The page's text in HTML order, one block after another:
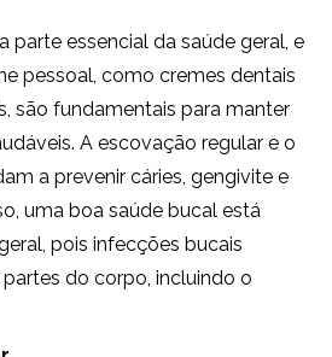
parte essencial da saúde geral, e
pessoal, como cremes dentais
são fundamentais para manter
A escovação regular e o
a prevenir cáries, gengivite e
uma boa saúde bucal está
pois infecções bucais
do corpo, incluindo o